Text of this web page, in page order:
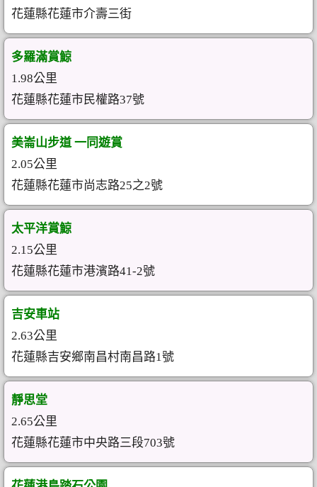
花蓮縣花蓮市介壽三街
多羅滿賞鯨
1.98公里
花蓮縣花蓮市民權路37號
美崙山步道 一同遊賞
2.05公里
花蓮縣花蓮市尚志路25之2號
太平洋賞鯨
2.15公里
花蓮縣花蓮市港濱路41-2號
吉安車站
2.63公里
花蓮縣吉安鄉南昌村南昌路1號
靜思堂
2.65公里
花蓮縣花蓮市中央路三段703號